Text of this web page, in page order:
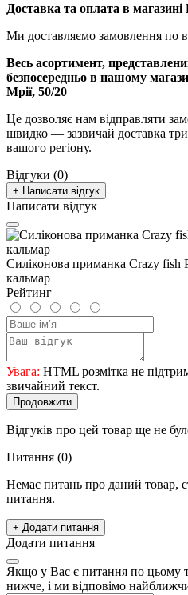
Доставка та оплата в
Ми доставляємо замовлення по
Весь асортимент,
безпосередньо в нашому
Мрії, 50/20
Це дозволяє нам відправляти
швидко — зазвичай доставка
вашого регіону.
Відгуки (0)
+ Написати відгук
Написати відгук
Силіконова приманка Crazy fish
кальмар
Рейтинг
Увага: HTML розмітка не
звичайний текст.
Продовжити
Відгуків про цей товар ще не
Питання (0)
Немає питань про даний товар,
питання.
+ Додати питання
Додати питання
Якщо у Вас є питання по цьому
нижче, і ми відповімо